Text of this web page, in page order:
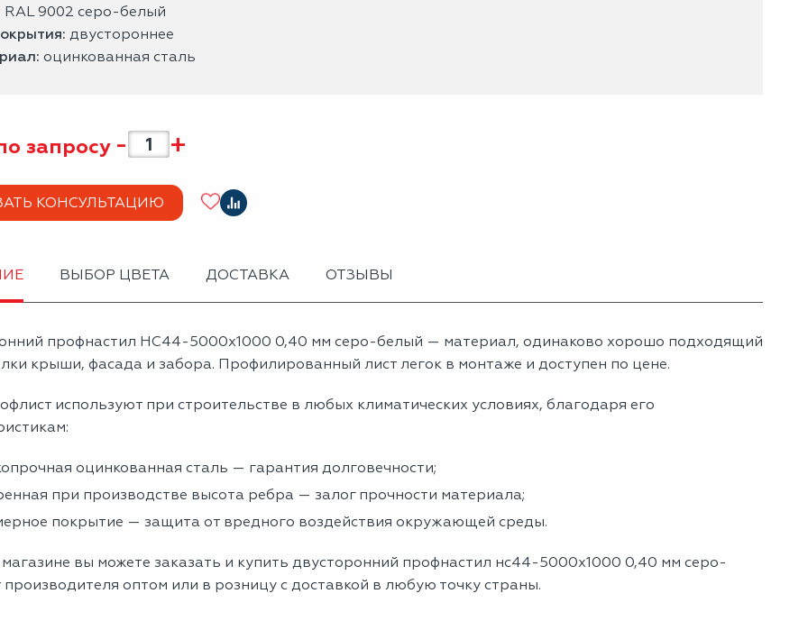
RAL 9002 серо-белый
двустороннее
оцинкованная сталь
запросу - +
КОНСУЛЬТАЦИЮ
ВЫБОР ЦВЕТА ДОСТАВКА ОТЗЫВЫ
профнастил НС44-5000х1000 0,40 мм серо-белый — материал, одинаково хорошо подходящий
крыши, фасада и забора. Профилированный лист легок в монтаже и доступен по цене.
используют при строительстве в любых климатических условиях, благодаря его
оцинкованная сталь — гарантия долговечности;
при производстве высота ребра — залог прочности материала;
покрытие — защита от вредного воздействия окружающей среды.
вы можете заказать и купить двусторонний профнастил нс44-5000х1000 0,40 мм серо-
производителя оптом или в розницу с доставкой в любую точку страны.